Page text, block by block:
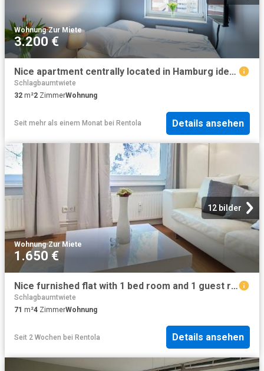
Wohnung·Zur Miete
3.200 €
Nice apartment centrally located in Hamburg ideal for families
Schlagbaumtwiete
32 m²2 ZimmerWohnung
Seit mehr als einem Monat bei Rentola Details ansehen
12 bilder
Wohnung·Zur Miete
1.650 €
Nice furnished flat with 1 bed room and 1 guest room in Hamburg St. Pauli
Schlagbaumtwiete
71 m²4 ZimmerWohnung
Seit 2 Wochen bei Rentola Details ansehen